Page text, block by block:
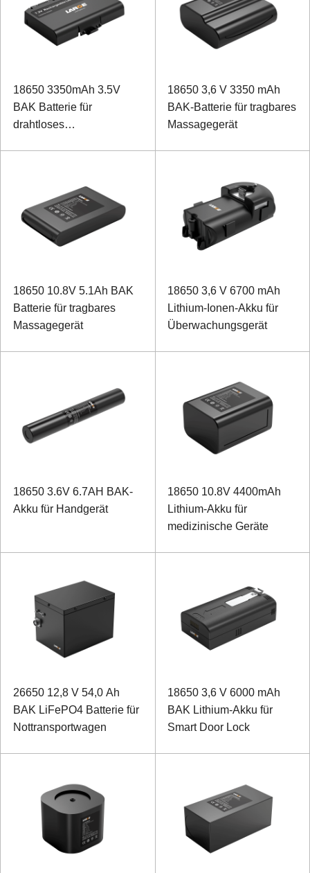
18650 3350mAh 3.5V
BAK Batterie für
drahtloses
18650 3,6 V 3350 mAh
BAK-Batterie für tragbares
Massagegerät
18650 10.8V 5.1Ah BAK
Batterie für tragbares
Massagegerät
18650 3,6 V 6700 mAh
Lithium-Ionen-Akku für
Überwachungsgerät
18650 3.6V 6.7AH BAK-
Akku für Handgerät
18650 10.8V 4400mAh
Lithium-Akku für
medizinische Geräte
26650 12,8 V 54,0 Ah
BAK LiFePO4 Batterie für
Nottransportwagen
18650 3,6 V 6000 mAh
BAK Lithium-Akku für
Smart Door Lock